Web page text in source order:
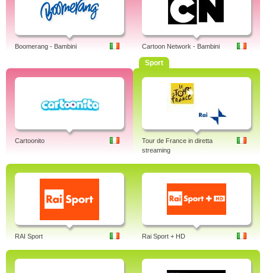
Boomerang - Bambini Cartoon Network - Bambini
Cartoonito
Sport
Tour de France in diretta
streaming
RAI Sport Rai Sport + HD